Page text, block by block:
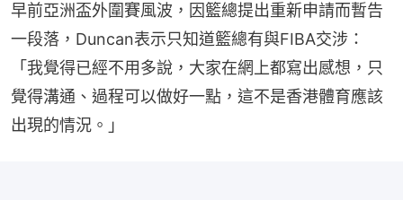
早前亞洲盃外圍賽風波，因籃總提出重新申請而暫告
一段落，Duncan表示只知道籃總有與FIBA交涉：
「我覺得已經不用多說，大家在網上都寫出感想，只
覺得溝通、過程可以做好一點，這不是香港體育應該
出現的情況。」